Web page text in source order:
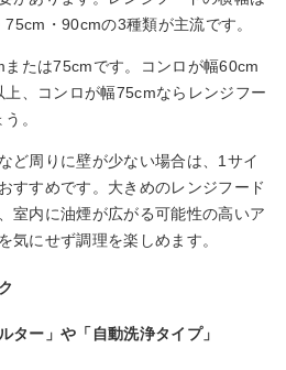
・90cmの3種類が主流です。
たは75cmです。コンロが幅60cm
、コンロが幅75cmならレンジフー
。
ど周りに壁が少ない場合は、1サイ
すすめです。大きめのレンジフード
室内に油煙が広がる可能性の高いア
気にせず調理を楽しめます。
ター」や「自動洗浄タイプ」